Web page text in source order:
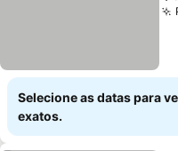
Selecione as datas para
exatos.